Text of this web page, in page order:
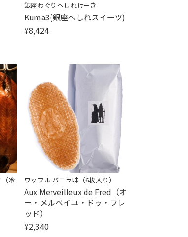
銀座わぐりへしれけーき
販
売
Kuma3(銀座へしれスイーツ)
¥8,424
冷
ワッフル バニラ味（6枚入り）
販
売
元:
Aux Merveilleux de Fred（オ
ー・メルベイユ・ドゥ・フレ
ッド）
¥2,340